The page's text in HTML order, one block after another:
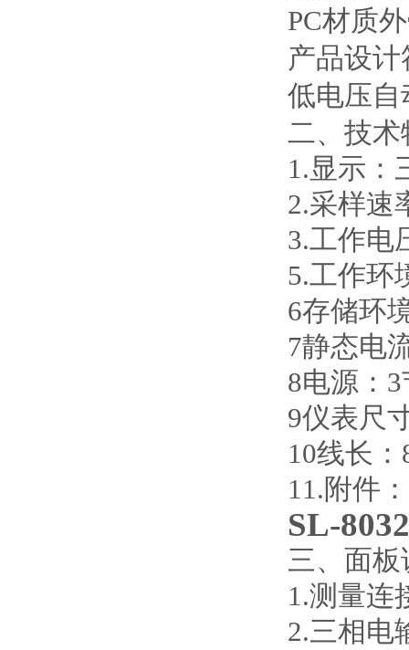
PC材质
产品设
低电压
二、技术
1.显示：
2.采样速
3.工作电
5.工作环
6存储环
7静态电
8电源：
9仪表尺
10线长
11.附件
SL-
三、面板
1.测量连
2.三相电